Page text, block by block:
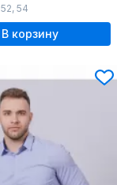
52, 54
В корзину